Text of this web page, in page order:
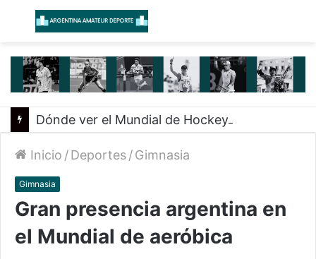
Menú
Inicio /Deportes/Gimnasia
Gimnasia
Gran presencia argentina en
el Mundial de aeróbica